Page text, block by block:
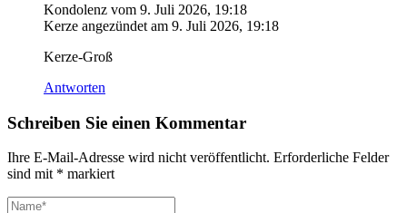
Kondolenz vom 9. Juli 2026, 19:18
Kerze angezündet am 9. Juli 2026, 19:18
Kerze-Groß
Antworten
Schreiben Sie einen Kommentar
Ihre E-Mail-Adresse wird nicht veröffentlicht. Erforderliche Felder
sind mit * markiert